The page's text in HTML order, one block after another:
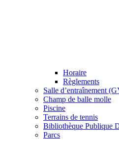
Horaire
Règlements
Salle d’entraînement
Champ de balle molle
Piscine
Terrains de tennis
Bibliothèque Publique
Parcs